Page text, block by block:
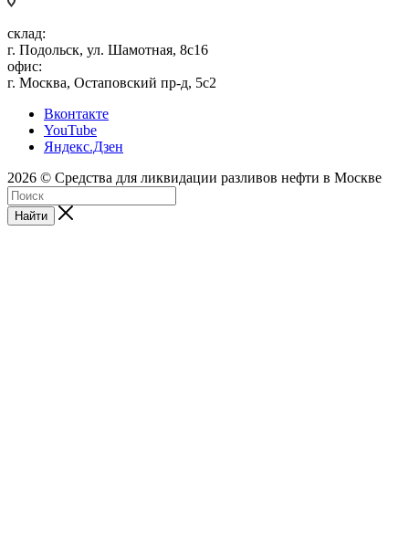
склад:
г. Подольск, ул. Шамотная, 8с16
офис:
г. Москва, Остаповский пр-д, 5с2
Вконтакте
YouTube
Яндекс.Дзен
2026 © Средства для ликвидации разливов нефти в Москве
Найти